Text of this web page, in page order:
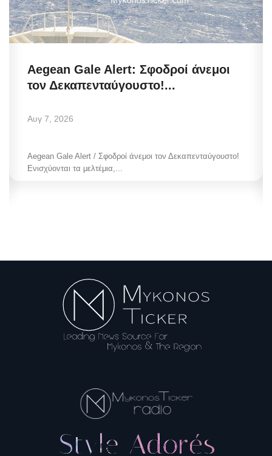
Aegean Gale Alert: Σφοδροί άνεμοι
τον Δεκαπενταύγουστο!...
Αυγ 7, 2026
Aegean Gale Alert / Σφοδροί άνεμοι τον Δεκαπενταύγουστο!
Ενισχύονται τα μελτέμια,...